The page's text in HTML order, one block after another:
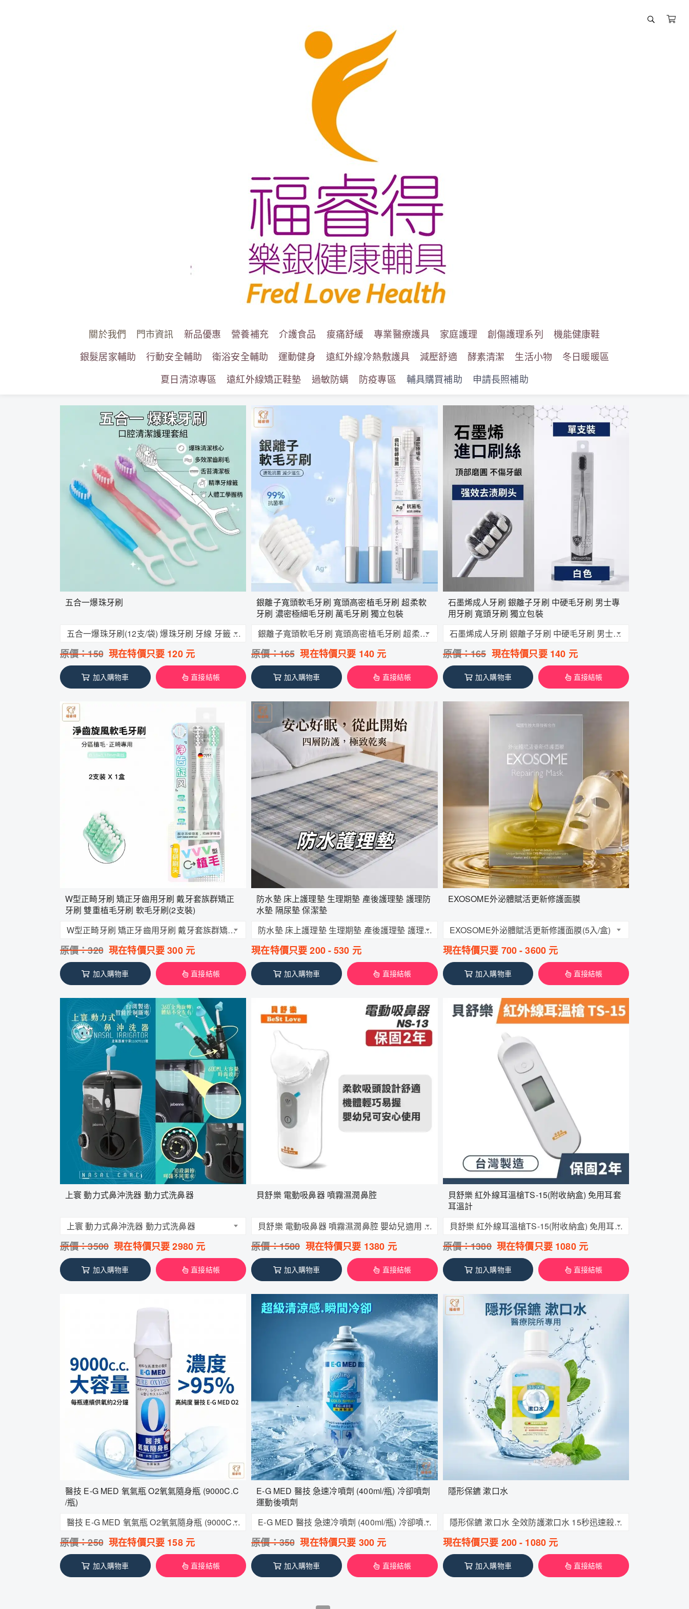
關於我們 門市資訊 新品優惠 營養補充 介護食品 痠痛舒緩 專業醫療護具 家庭護理 創傷護理系列
機能健康鞋
銀髮居家輔助
行動安全輔助 衛浴安全輔助 運動健身 遠紅外線冷熱敷護具 減壓舒適 酵素清潔 生活小物
冬日暖暖區
夏日清涼專區
遠紅外線矯正鞋墊 過敏防螨 防疫專區 輔具購買補助 申請長照補助
五合一爆珠牙刷
五合一爆珠牙刷(12支/袋) 爆珠牙刷 牙線 牙籤 牙刷 舌苔刷 便攜式牙刷 旅行牙刷 口腔清潔組
原價：150 現在特價只要 120元
加入購物車 直接結帳
銀離子寬頭軟毛牙刷 寬頭高密植毛牙刷 超柔軟
牙刷 濃密極細毛牙刷 萬毛牙刷 獨立包裝
銀離子寬頭軟毛牙刷 寬頭高密植毛牙刷 超柔軟牙刷 濃密極細毛牙刷 萬毛牙刷 獨立包裝
原價：165 現在特價只要 140元
加入購物車 直接結帳
石墨烯成人牙刷 銀離子牙刷 中硬毛牙刷 男士專
用牙刷 寬頭牙刷 獨立包裝
石墨烯成人牙刷 銀離子牙刷 中硬毛牙刷 男士專用牙刷 寬頭牙刷 獨立包裝
原價：165 現在特價只要 140 元
加入購物車 直接結帳
W型正畸牙刷 矯正牙齒用牙刷 戴牙套族群矯正
牙刷 雙重植毛牙刷 軟毛牙刷(2支裝)
W型正畸牙刷 矯正牙齒用牙刷 戴牙套族群矯正牙刷 雙重植毛牙刷 軟毛牙刷(2支裝)
原價：320 現在特價只要300元
加入購物車 直接結帳
防水墊 床上護理墊 生理期墊 產後護理墊 護理防
水墊 隔尿墊 保潔墊
防水墊 床上護理墊 生理期墊 產後護理墊 護理防水墊 隔尿墊 保潔墊 止滑透氣 可水洗機洗
現在特價只要200-530 元
加入購物車 直接結帳
EXOSOME外泌體賦活更新修護面膜
EXOSOME外泌體賦活更新修護面膜(5入/盒)
現在特價只要 700 - 3600 元
加入購物車 直接結帳
上寰 動力式鼻沖洗器 動力式洗鼻器
上寰 動力式鼻沖洗器 動力式洗鼻器
原價：3500 現在特價只要2980 元
加入購物車 直接結帳
貝舒樂 電動吸鼻器 噴霧濕潤鼻腔
貝舒樂 電動吸鼻器 噴霧濕潤鼻腔 嬰幼兒適用 低噪音 吸鼻機 吸鼻涕機 台灣製
原價：1580 現在特價只要 1380 元
加入購物車 直接結帳
貝舒樂 紅外線耳溫槍TS-15(附收納盒) 免用耳套
耳溫計
貝舒樂 紅外線耳溫槍TS-15(附收納盒) 免用耳套 耳溫計 體溫計 量測體溫 台灣製
原價：1380 現在特價只要 1080元
加入購物車 直接結帳
醫技 E-G MED 氧氣瓶 O2氧氣隨身瓶 (9000C.C
/瓶)
醫技 E-G MED 氧氣瓶 O2氧氣隨身瓶 (9000C.C /瓶)
原價：250 現在特價只要 158元
加入購物車 直接結帳
E-G MED 醫技 急速冷噴劑 (400ml/瓶) 冷卻噴劑
運動後噴劑
E-G MED 醫技 急速冷噴劑 (400ml/瓶) 冷卻噴劑 運動後噴劑
原價：350 現在特價只要 300元
加入購物車 直接結帳
隱形保鑣 漱口水
隱形保鑣 漱口水 全效防護漱口水 15秒迅速殺滅口腔細菌 快速分解口腔異味 無藥味 舒緩疼痛
現在特價只要 200 - 1080元
加入購物車 直接結帳